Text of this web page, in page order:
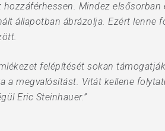
Mindez
állapotban ábrázolja. Ezért lenne
felépítését sokan
a megvalósítást. Vitát kellene
Eric Steinhauer.”